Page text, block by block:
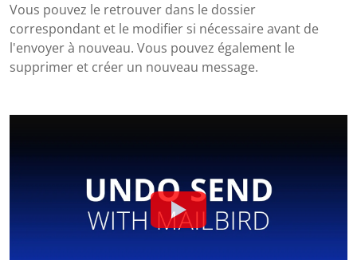
Vous pouvez le retrouver dans le dossier
correspondant et le modifier si nécessaire avant de
l'envoyer à nouveau. Vous pouvez également le
supprimer et créer un nouveau message.